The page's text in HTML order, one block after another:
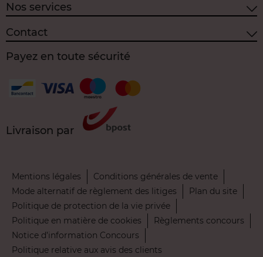
Nos services
Contact
Payez en toute sécurité
Livraison par
Mentions légales
Conditions générales de vente
Mode alternatif de règlement des litiges
Plan du site
Politique de protection de la vie privée
Politique en matière de cookies
Règlements concours
Notice d’information Concours
Politique relative aux avis des clients